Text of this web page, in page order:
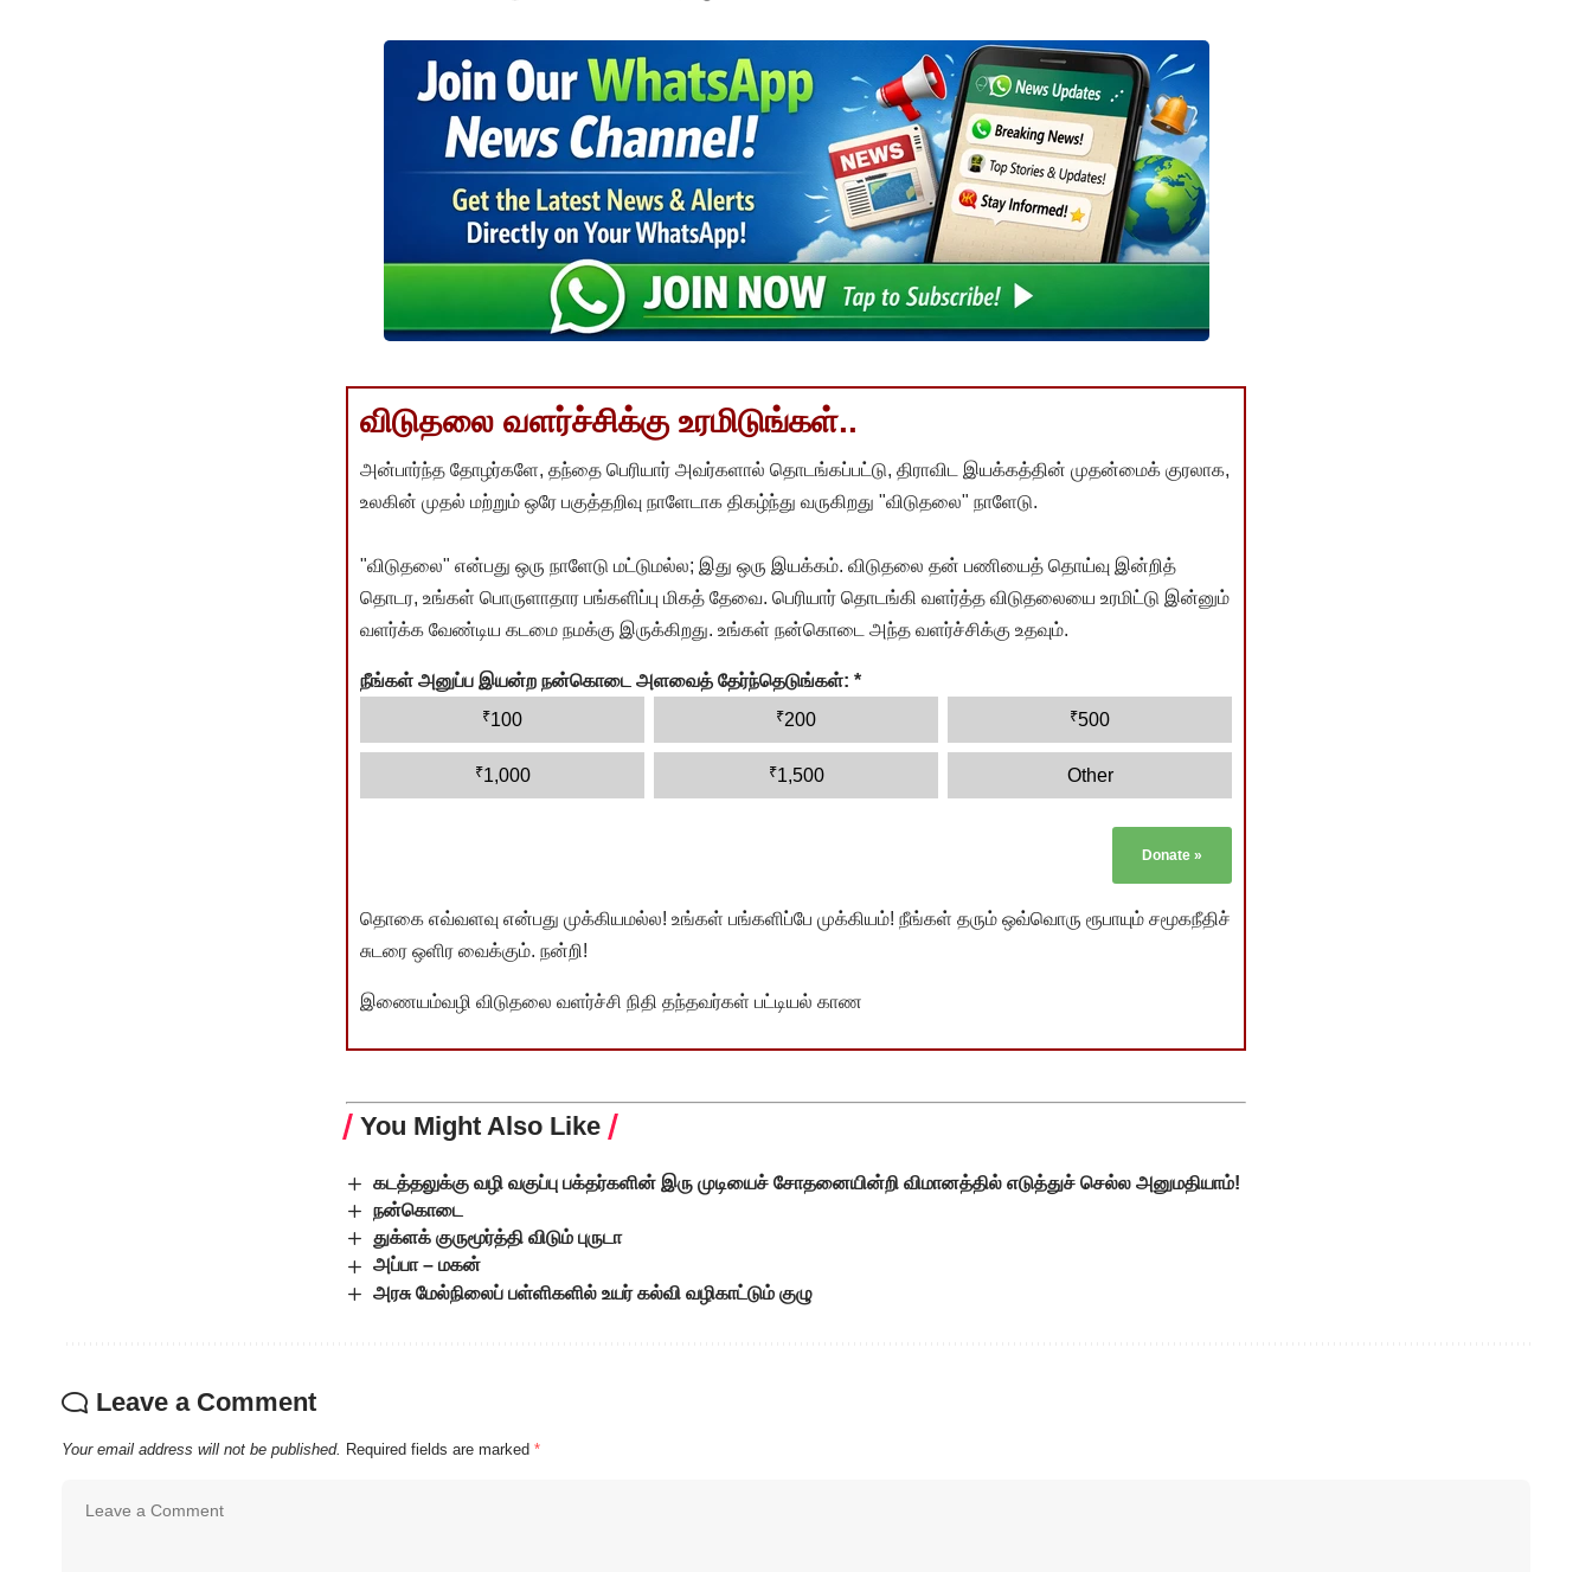
விடுதலை வளர்ச்சிக்கு உரமிடுங்கள்..
அன்பார்ந்த தோழர்களே, தந்தை பெரியார் அவர்களால் தொடங்கப்பட்டு, திராவிட இயக்கத்தின் முதன்மைக் குரலாக,
உலகின் முதல் மற்றும் ஒரே பகுத்தறிவு நாளேடாக திகழ்ந்து வருகிறது "விடுதலை" நாளேடு.
"விடுதலை" என்பது ஒரு நாளேடு மட்டுமல்ல; இது ஒரு இயக்கம். விடுதலை தன் பணியைத் தொய்வு இன்றித்
தொடர, உங்கள் பொருளாதார பங்களிப்பு மிகத் தேவை. பெரியார் தொடங்கி வளர்த்த விடுதலையை உரமிட்டு இன்னும்
வளர்க்க வேண்டிய கடமை நமக்கு இருக்கிறது. உங்கள் நன்கொடை அந்த வளர்ச்சிக்கு உதவும்.
நீங்கள் அனுப்ப இயன்ற நன்கொடை அளவைத் தேர்ந்தெடுங்கள்: *
₹100 ₹200 ₹500
₹1,000 ₹1,500 Other
Donate »
தொகை எவ்வளவு என்பது முக்கியமல்ல! உங்கள் பங்களிப்பே முக்கியம்! நீங்கள் தரும் ஒவ்வொரு ரூபாயும் சமூகநீதிச்
சுடரை ஒளிர வைக்கும். நன்றி!
இணையம்வழி விடுதலை வளர்ச்சி நிதி தந்தவர்கள் பட்டியல் காண
You Might Also Like
கடத்தலுக்கு வழி வகுப்பு பக்தர்களின் இரு முடியைச் சோதனையின்றி விமானத்தில் எடுத்துச் செல்ல அனுமதியாம்!
நன்கொடை
துக்ளக் குருமூர்த்தி விடும் புருடா
அப்பா – மகன்
அரசு மேல்நிலைப் பள்ளிகளில் உயர் கல்வி வழிகாட்டும் குழு
Leave a Comment
Your email address will not be published. Required fields are marked *